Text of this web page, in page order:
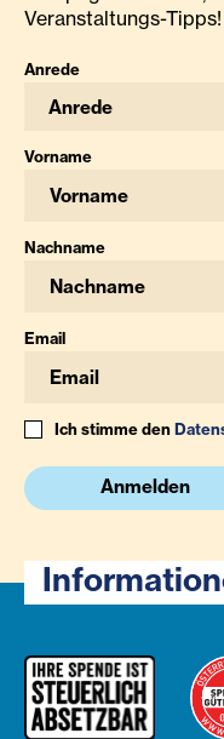
Veranstaltungs-Tipps!
Anrede
Anrede
Vorname
Nachname
Email
Ich stimme den
Anmelden